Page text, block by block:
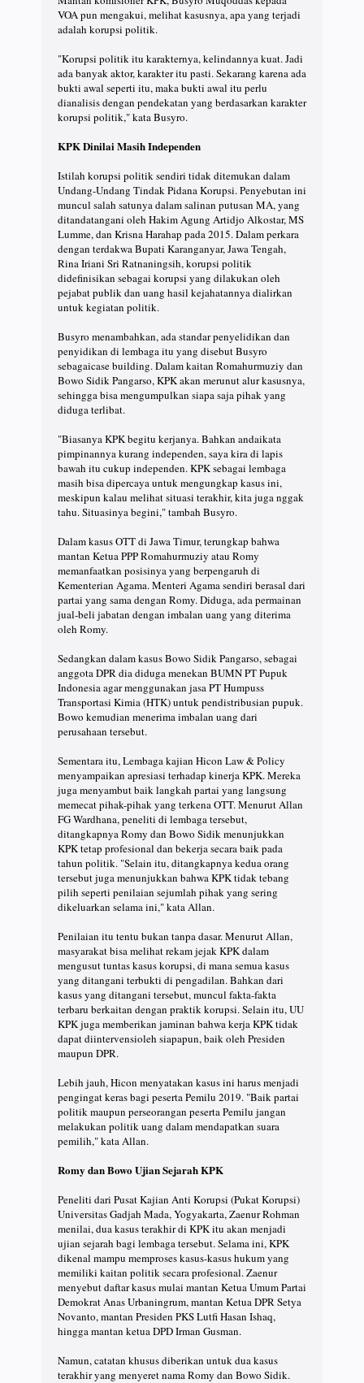
VOA pun mengakui, melihat kasusnya, apa yang terjadi
adalah korupsi politik.
"Korupsi politik itu karakternya, kelindannya kuat. Jadi
ada banyak aktor, karakter itu pasti. Sekarang karena ada
bukti awal seperti itu, maka bukti awal itu perlu
dianalisis dengan pendekatan yang berdasarkan karakter
korupsi politik," kata Busyro.
KPK Dinilai Masih Independen
Istilah korupsi politik sendiri tidak ditemukan dalam
Undang-Undang Tindak Pidana Korupsi. Penyebutan ini
muncul salah satunya dalam salinan putusan MA, yang
ditandatangani oleh Hakim Agung Artidjo Alkostar, MS
Lumme, dan Krisna Harahap pada 2015. Dalam perkara
dengan terdakwa Bupati Karanganyar, Jawa Tengah,
Rina Iriani Sri Ratnaningsih, korupsi politik
didefinisikan sebagai korupsi yang dilakukan oleh
pejabat publik dan uang hasil kejahatannya dialirkan
untuk kegiatan politik.
Busyro menambahkan, ada standar penyelidikan dan
penyidikan di lembaga itu yang disebut Busyro
sebagaicase building. Dalam kaitan Romahurmuziy dan
Bowo Sidik Pangarso, KPK akan merunut alur kasusnya,
sehingga bisa mengumpulkan siapa saja pihak yang
diduga terlibat.
"Biasanya KPK begitu kerjanya. Bahkan andaikata
pimpinannya kurang independen, saya kira di lapis
bawah itu cukup independen. KPK sebagai lembaga
masih bisa dipercaya untuk mengungkap kasus ini,
meskipun kalau melihat situasi terakhir, kita juga nggak
tahu. Situasinya begini," tambah Busyro.
Dalam kasus OTT di Jawa Timur, terungkap bahwa
mantan Ketua PPP Romahurmuziy atau Romy
memanfaatkan posisinya yang berpengaruh di
Kementerian Agama. Menteri Agama sendiri berasal dari
partai yang sama dengan Romy. Diduga, ada permainan
jual-beli jabatan dengan imbalan uang yang diterima
oleh Romy.
Sedangkan dalam kasus Bowo Sidik Pangarso, sebagai
anggota DPR dia diduga menekan BUMN PT Pupuk
Indonesia agar menggunakan jasa PT Humpuss
Transportasi Kimia (HTK) untuk pendistribusian pupuk.
Bowo kemudian menerima imbalan uang dari
perusahaan tersebut.
Sementara itu, Lembaga kajian Hicon Law & Policy
menyampaikan apresiasi terhadap kinerja KPK. Mereka
juga menyambut baik langkah partai yang langsung
memecat pihak-pihak yang terkena OTT. Menurut Allan
FG Wardhana, peneliti di lembaga tersebut,
ditangkapnya Romy dan Bowo Sidik menunjukkan
KPK tetap profesional dan bekerja secara baik pada
tahun politik. "Selain itu, ditangkapnya kedua orang
tersebut juga menunjukkan bahwa KPK tidak tebang
pilih seperti penilaian sejumlah pihak yang sering
dikeluarkan selama ini," kata Allan.
Penilaian itu tentu bukan tanpa dasar. Menurut Allan,
masyarakat bisa melihat rekam jejak KPK dalam
mengusut tuntas kasus korupsi, di mana semua kasus
yang ditangani terbukti di pengadilan. Bahkan dari
kasus yang ditangani tersebut, muncul fakta-fakta
terbaru berkaitan dengan praktik korupsi. Selain itu, UU
KPK juga memberikan jaminan bahwa kerja KPK tidak
dapat diintervensioleh siapapun, baik oleh Presiden
maupun DPR.
Lebih jauh, Hicon menyatakan kasus ini harus menjadi
pengingat keras bagi peserta Pemilu 2019. "Baik partai
politik maupun perseorangan peserta Pemilu jangan
melakukan politik uang dalam mendapatkan suara
pemilih," kata Allan.
Romy dan Bowo Ujian Sejarah KPK
Peneliti dari Pusat Kajian Anti Korupsi (Pukat Korupsi)
Universitas Gadjah Mada, Yogyakarta, Zaenur Rohman
menilai, dua kasus terakhir di KPK itu akan menjadi
ujian sejarah bagi lembaga tersebut. Selama ini, KPK
dikenal mampu memproses kasus-kasus hukum yang
memiliki kaitan politik secara profesional. Zaenur
menyebut daftar kasus mulai mantan Ketua Umum Partai
Demokrat Anas Urbaningrum, mantan Ketua DPR Setya
Novanto, mantan Presiden PKS Lutfi Hasan Ishaq,
hingga mantan ketua DPD Irman Gusman.
Namun, catatan khusus diberikan untuk dua kasus
terakhir yang menyeret nama Romy dan Bowo Sidik.